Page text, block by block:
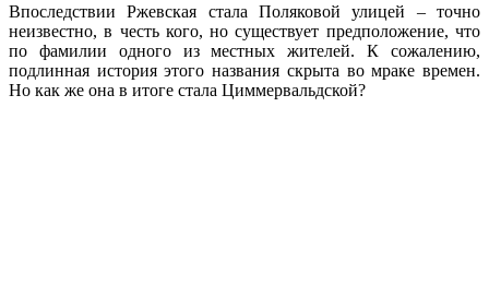
Впоследствии Ржевская стала Поляковой улицей – точно
неизвестно, в честь кого, но существует предположение, что
по фамилии одного из местных жителей. К сожалению,
подлинная история этого названия скрыта во мраке времен.
Но как же она в итоге стала Циммервальдской?